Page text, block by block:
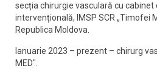
secția chirurgie vasculară cu cabinet
intervențională, IMSP SCR „Timofei
Republica Moldova.
Ianuarie 2023 – prezent – chirurg
MED".